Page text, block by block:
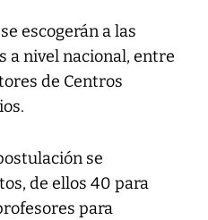
escogerán a las
a nivel nacional, entre
de Centros
se
de ellos 40 para
para